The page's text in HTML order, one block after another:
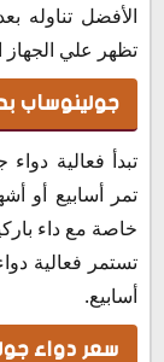
الأفضل تناوله
تظهر علي
جولينوساب
تبدأ فعالية
تمر أسابيع أو
خاصة مع داء
تستمر فعالية
أسابيع.
سعر دواء